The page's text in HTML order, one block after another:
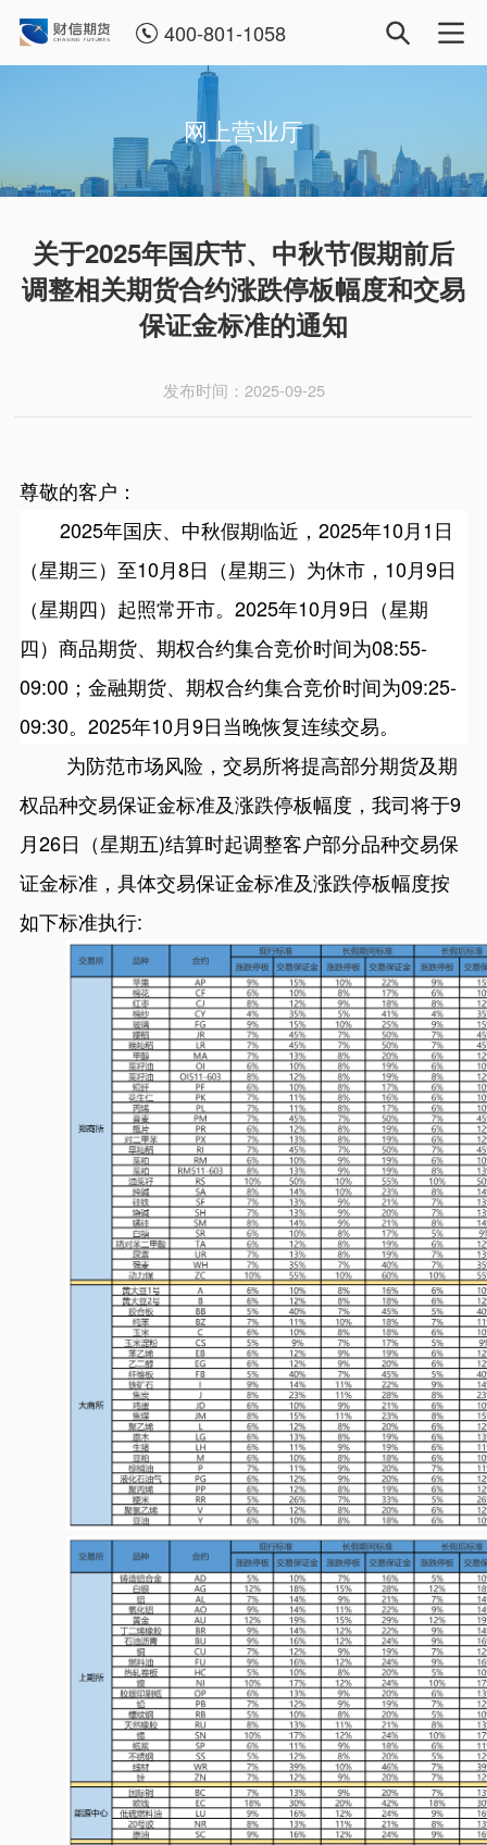
400-801-1058
网上营业厅
关于2025年国庆节、中秋节假期前后
调整相关期货合约涨跌停板幅度和交易
保证金标准的通知
发布时间：2025-09-25
尊敬的客户：
2025年国庆、中秋假期临近，2025年10月1日
（星期三）至10月8日（星期三）为休市，10月9日
（星期四）起照常开市。2025年10月9日（星期
四）商品期货、期权合约集合竞价时间为08:55-
09:00；金融期货、期权合约集合竞价时间为09:25-
09:30。2025年10月9日当晚恢复连续交易。
为防范市场风险，交易所将提高部分期货及期
权品种交易保证金标准及涨跌停板幅度，我司将于9
月26日（星期五)结算时起调整客户部分品种交易保
证金标准，具体交易保证金标准及涨跌停板幅度按
如下标准执行: